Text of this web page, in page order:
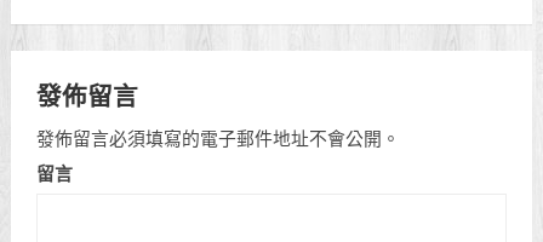
發佈留言
發佈留言必須填寫的電子郵件地址不會公開。
留言